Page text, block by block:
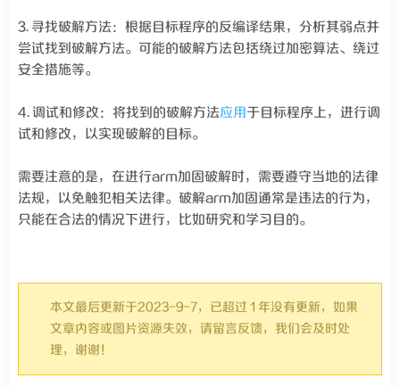
3. 寻找破解方法：根据目标程序的反编译结果，分析其弱点并
尝试找到破解方法。可能的破解方法包括绕过加密算法、绕过
安全措施等。
4. 调试和修改：将找到的破解方法应用于目标程序上，进行调
试和修改，以实现破解的目标。
需要注意的是，在进行arm加固破解时，需要遵守当地的法律
法规，以免触犯相关法律。破解arm加固通常是违法的行为，
只能在合法的情况下进行，比如研究和学习目的。
本文最后更新于2023-9-7，已超过 1 年没有更新，如果
文章内容或图片资源失效，请留言反馈，我们会及时处
理，谢谢！